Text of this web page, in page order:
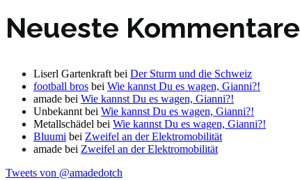
Neueste Kommentare
Liserl Gartenkraft bei Der Sturm und die Schweiz
football bros bei Wie kannst Du es wagen, Gianni?!
amade bei Wie kannst Du es wagen, Gianni?!
Unbekannt bei Wie kannst Du es wagen, Gianni?!
Metallschädel bei Wie kannst Du es wagen, Gianni?!
Bluumi bei Zweifel an der Elektromobilität
amade bei Zweifel an der Elektromobilität
Tweets von @amadedotch